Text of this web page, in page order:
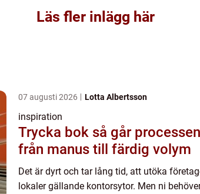
Läs fler inlägg här
07 augusti 2026 Lotta Albertsson
inspiration
Trycka bok så går processen
från manus till färdig volym
Det är dyrt och tar lång tid, att utöka
lokaler gällande kontorsytor. Men ni